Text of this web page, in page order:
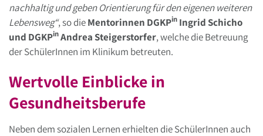
nachhaltig und geben Orientierung für den eigenen weiteren
Lebensweg“, so dieMentorinnen DGKPin Ingrid Schicho
und DGKPinAndrea Steigerstorfer, welche die Betreuung
der SchülerInnen im Klinikum betreuten.
Wertvolle Einblicke in
Gesundheitsberufe
Neben dem sozialen Lernen erhielten die SchülerInnen auch